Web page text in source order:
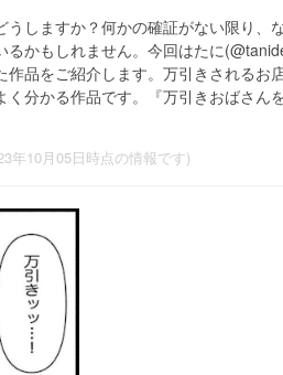
しますか？何かの確証がない限り、
かもしれません。今回はたに
品をご紹介します。万引きされるお
分かる作品です。『万引きおばさん
年10月05日時点の情報です)